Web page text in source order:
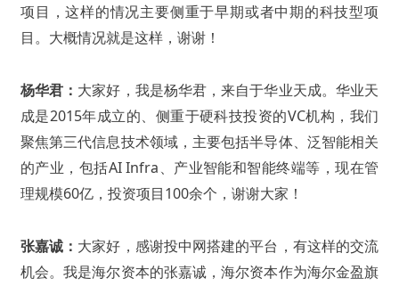
项目，这样的情况主要侧重于早期或者中期的科技型项
目。大概情况就是这样，谢谢！
杨华君： 大家好，我是杨华君，来自于华业天成。华业天
成是2015年成立的、侧重于硬科技投资的VC机构，我们
聚焦第三代信息技术领域，主要包括半导体、泛智能相关
的产业，包括AI Infra、产业智能和智能终端等，现在管
理规模60亿，投资项目100余个，谢谢大家！
张嘉诚： 大家好，感谢投中网搭建的平台，有这样的交流
机会。我是海尔资本的张嘉诚，海尔资本作为海尔金盈旗